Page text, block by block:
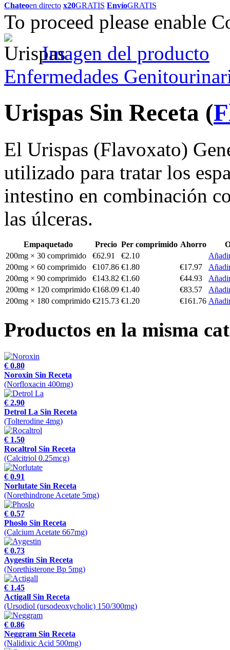
Chateoen directo x20GRATIS EnvíoGRATIS
To proceed please enable
Imagen del producto
Enfermedades
Urispas Sin Receta (
El Urispas (Flavoxato)
utilizado para tratar los
intestino en combinación
las úlceras.
Empaquetado Precio Per comprimido Ahorro
200mg × 30 comprimido
€62.91 €2.10
200mg × 60 comprimido
€107.86 €1.80 €17.97
200mg × 90 comprimido
€143.82 €1.60 €44.93
200mg × 120 comprimido €168.09 €1.40 €83.57
200mg × 180 comprimido €215.73 €1.20 €161.76
Productos en la misma
€ 0.80
Noroxin Sin Receta
(Norfloxacin 400mg)
€ 2.90
Detrol La Sin Receta
(Tolterodine 4mg)
€ 1.50
Rocaltrol Sin Receta
(Calcitriol 0.25mcg)
€ 0.91
Norlutate Sin Receta
(Norethindrone Acetate 5mg)
€ 0.57
Phoslo Sin Receta
(Calcium Acetate 667mg)
€ 0.73
Aygestin Sin Receta
(Norethisterone Bp 5mg)
€ 1.45
Actigall Sin Receta
(Ursodiol (ursodeoxycholic) 150/300mg)
€ 0.86
Neggram Sin Receta
(Nalidixic Acid 500mg)